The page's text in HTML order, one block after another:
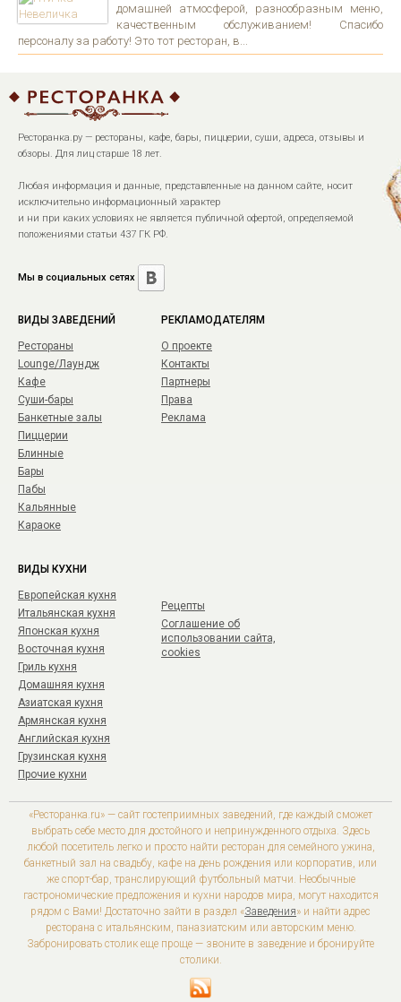
домашней атмосферой, разнообразным меню,
качественным обслуживанием! Спасибо
персоналу за работу! Это тот ресторан, в...
Ресторанка.ру — рестораны, кафе, бары, пиццерии, суши, адреса, отзывы и
обзоры. Для лиц старше 18 лет.
Любая информация и данные, представленные на данном сайте, носит
исключительно информационный характер
и ни при каких условиях не является публичной офертой, определяемой
положениями статьи 437 ГК РФ.
Мы в социальных сетях
ВИДЫ ЗАВЕДЕНИЙ
Рестораны
Lounge/Лаундж
Кафе
Суши-бары
Банкетные залы
Пиццерии
Блинные
Бары
Пабы
Кальянные
Караоке
РЕКЛАМОДАТЕЛЯМ
О проекте
Контакты
Партнеры
Права
Реклама
ВИДЫ КУХНИ
Европейская кухня
Итальянская кухня
Японская кухня
Восточная кухня
Гриль кухня
Домашняя кухня
Азиатская кухня
Армянская кухня
Английская кухня
Грузинская кухня
Прочие кухни
Рецепты
Соглашение об
использовании сайта,
cookies
«Ресторанка.ru» — сайт гостеприимных заведений, где каждый сможет
выбрать себе место для достойного и непринужденного отдыха. Здесь
любой посетитель легко и просто найти ресторан для семейного ужина,
банкетный зал на свадьбу, кафе на день рождения или корпоратив, или
же спорт-бар, транслирующий футбольный матчи. Необычные
гастрономические предложения и кухни народов мира, могут находится
рядом с Вами! Достаточно зайти в раздел «Заведения» и найти адрес
ресторана с итальянским, паназиатским или авторским меню.
Забронировать столик еще проще — звоните в заведение и бронируйте
столики.